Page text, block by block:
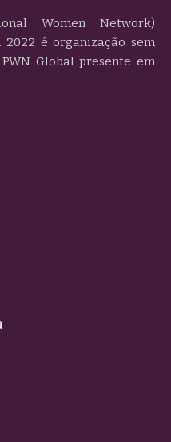
Women Network)
é organização sem
Global presente em